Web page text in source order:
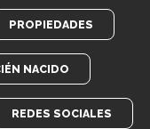
PROPIEDADES
NACIDO
REDES SOCIALES